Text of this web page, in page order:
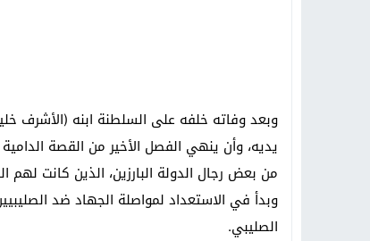
وبعد وفاته خلفه على السلطنة ابنه (الأشرف
يديه، وأن ينهي الفصل الأخير من القصة
من بعض رجال الدولة البارزين، الذين كانت لهم
وبدأ في الاستعداد لمواصلة الجهاد ضد
الصليبي.